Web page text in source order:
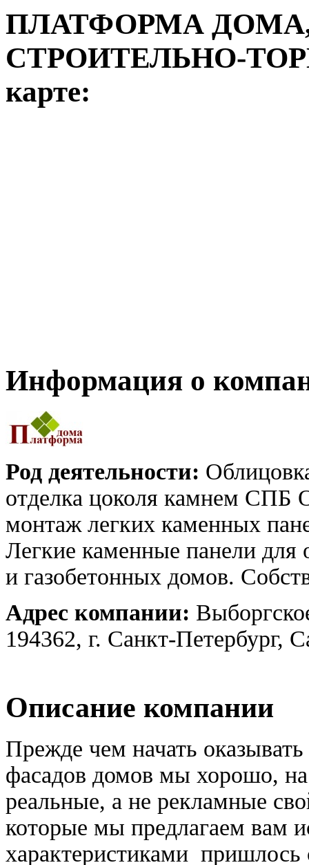
ПЛАТФОРМА
СТРОИТЕЛЬНО-
карте:
Информация о
Род деятельности:
отделка цоколя камнем
монтаж легких каменных
Легкие каменные панели для
и газобетонных домов.
Адрес компании:
194362, г. Санкт-Петербург,
Описание компании
Прежде чем начать
фасадов домов мы хорошо,
реальные, а не рекламные
которые мы предлагаем вам
характеристиками пришлось